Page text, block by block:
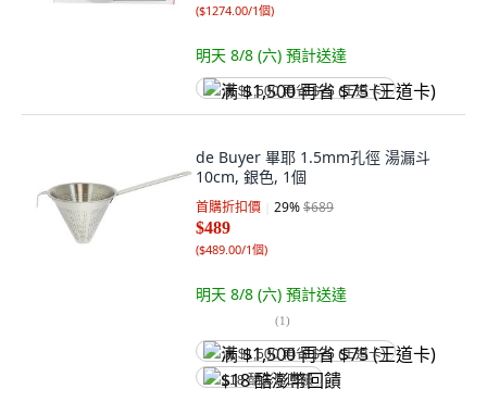
($1274.00/1個)
明天 8/8 (六) 預計送達
满 $1,500 再省 $75 (王道卡)
de Buyer 畢耶 1.5mm孔徑 湯漏斗
10cm, 銀色, 1個
首購折扣價 29%$689
$489
($489.00/1個)
明天 8/8 (六) 預計送達
(1)
满 $1,500 再省 $75 (王道卡)
$18 酷澎幣回饋